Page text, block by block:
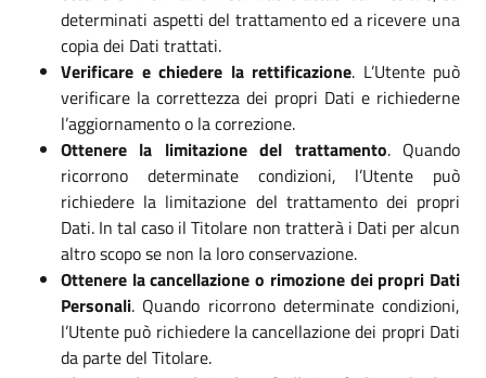
determinati aspetti del trattamento ed a ricevere una
copia dei Dati trattati.
Verificare e chiedere la rettificazione. L’Utente può
verificare la correttezza dei propri Dati e richiederne
l’aggiornamento o la correzione.
Ottenere la limitazione del trattamento. Quando
ricorrono determinate condizioni, l’Utente può
richiedere la limitazione del trattamento dei propri
Dati. In tal caso il Titolare non tratterà i Dati per alcun
altro scopo se non la loro conservazione.
Ottenere la cancellazione o rimozione dei propri Dati
Personali. Quando ricorrono determinate condizioni,
l’Utente può richiedere la cancellazione dei propri Dati
da parte del Titolare.